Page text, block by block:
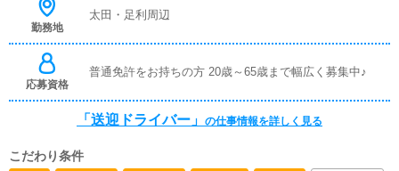
勤務地
太田・足利周辺
応募資格
普通免許をお持ちの方 20歳～65歳まで幅広く募集中♪
「送迎ドライバー」 の仕事情報を詳しく見る
こだわり条件